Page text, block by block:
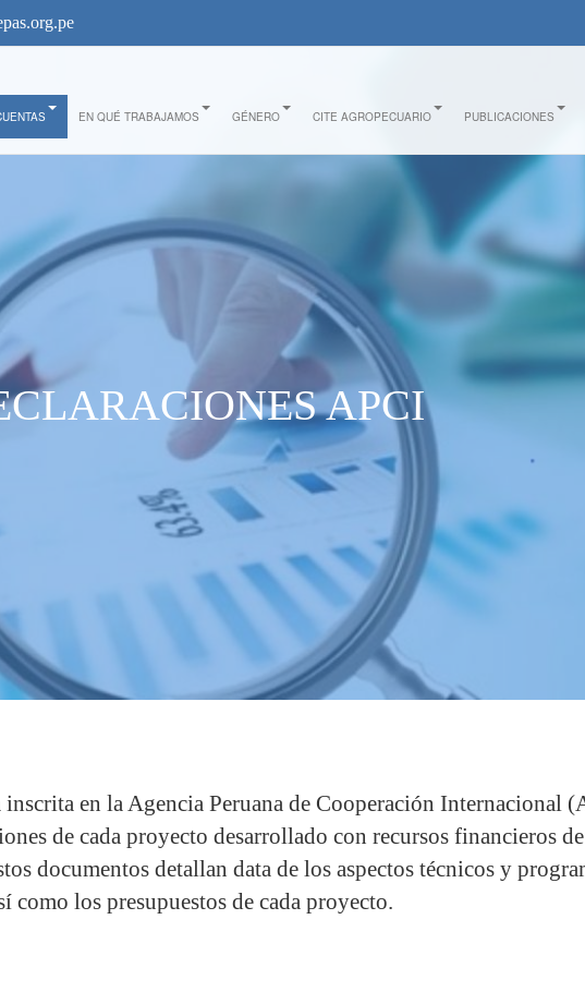
EN QUÉ TRABAJAMOS GÉNERO CITE AGROPECUARIO PUBLICACIONES
APCI
en la Agencia Peruana de Cooperación Internacional
de cada proyecto desarrollado con recursos financieros
documentos detallan data de los aspectos técnicos y
como los presupuestos de cada proyecto.